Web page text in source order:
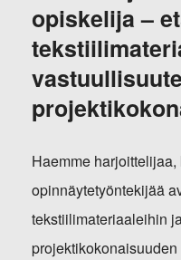
opiskelija –
Haemme
opinnäytetyöntekijää
tekstiilimateriaaleihin